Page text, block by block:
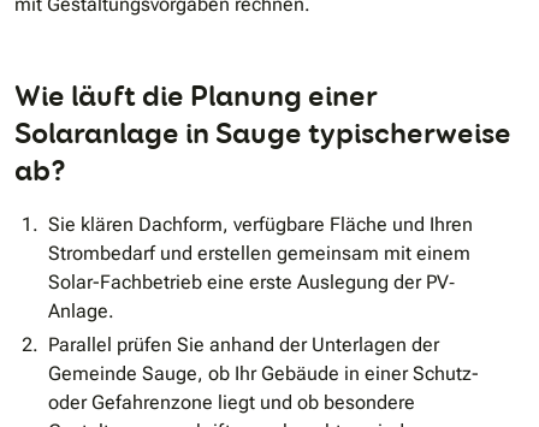
mit Gestaltungsvorgaben rechnen.
Wie läuft die Planung einer
Solaranlage in Sauge typischerweise
ab?
Sie klären Dachform, verfügbare Fläche und Ihren
Strombedarf und erstellen gemeinsam mit einem
Solar-Fachbetrieb eine erste Auslegung der PV‐
Anlage.
Parallel prüfen Sie anhand der Unterlagen der
Gemeinde Sauge, ob Ihr Gebäude in einer Schutz-
oder Gefahrenzone liegt und ob besondere